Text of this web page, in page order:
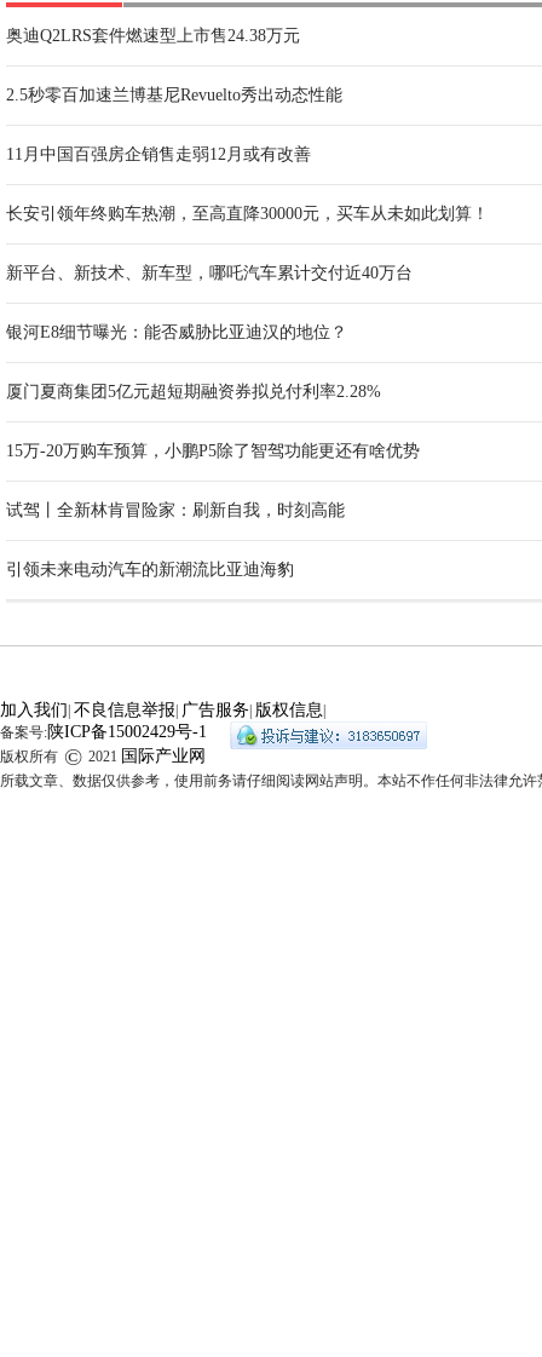
奥迪Q2LRS套件燃速型上市售24.38万元
2.5秒零百加速兰博基尼Revuelto秀出动态性能
11月中国百强房企销售走弱12月或有改善
长安引领年终购车热潮，至高直降30000元，买车从未如此划算！
新平台、新技术、新车型，哪吒汽车累计交付近40万台
银河E8细节曝光：能否威胁比亚迪汉的地位？
厦门夏商集团5亿元超短期融资券拟兑付利率2.28%
15万-20万购车预算，小鹏P5除了智驾功能更还有啥优势
试驾丨全新林肯冒险家：刷新自我，时刻高能
引领未来电动汽车的新潮流比亚迪海豹
加入我们 不良信息举报 广告服务 版权信息
备案号:陕ICP备15002429号-1
版权所有 © 2021 国际产业网
所载文章、数据仅供参考，使用前务请仔细阅读网站声明。本站不作任何非法律允许